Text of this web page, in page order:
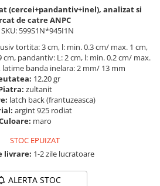
(cercei+pandantiv+inel), analizat si
de catre ANPC
599S1N*945I1N
tortita: 3 cm, l: min. 0.3 cm/ max. 1 cm,
pandantiv: L: 2 cm, l: min. 0.2 cm/ max.
latime banda inelara: 2 mm/ 13 mm
12.20 gr
zultanit
latch back (frantuzeasca)
argint 925 rodiat
maro
STOC EPUIZAT
livrare: 1-2 zile lucratoare
ALERTA STOC